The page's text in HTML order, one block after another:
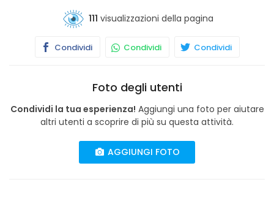
111 visualizzazioni della pagina
Condividi Condividi Condividi
Foto degli utenti
Condividi la tua esperienza! Aggiungi una foto per aiutare
altri utenti a scoprire di più su questa attività.
AGGIUNGI FOTO